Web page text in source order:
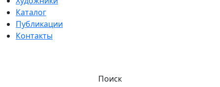
Каталог
Публикации
Контакты
Поиск